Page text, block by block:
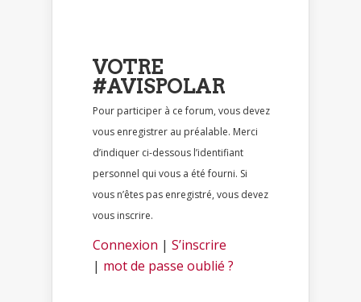
VOTRE
#AVISPOLAR
Pour participer à ce forum, vous devez
vous enregistrer au préalable. Merci
d’indiquer ci-dessous l’identifiant
personnel qui vous a été fourni. Si
vous n’êtes pas enregistré, vous devez
vous inscrire.
Connexion | S’inscrire
| mot de passe oublié ?